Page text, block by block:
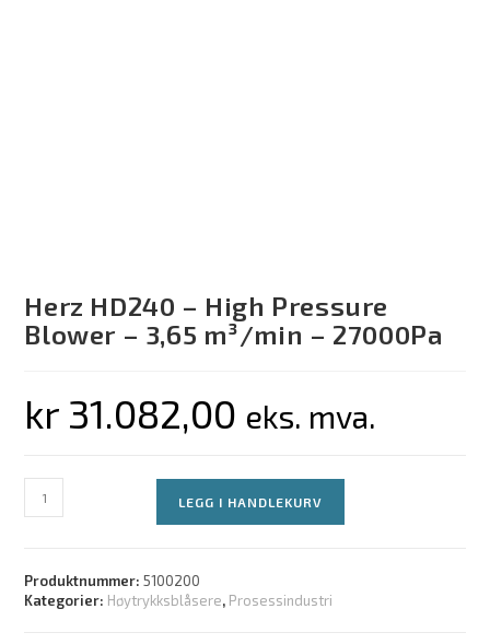
Herz HD240 – High Pressure
Blower – 3,65 m³/min – 27000Pa
kr 31.082,00 eks. mva.
LEGG I HANDLEKURV
Produktnummer:5100200
Kategorier: Høytrykksblåsere, Prosessindustri